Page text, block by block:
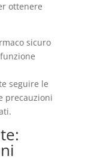
ottenere
sicuro
seguire le
precauzioni